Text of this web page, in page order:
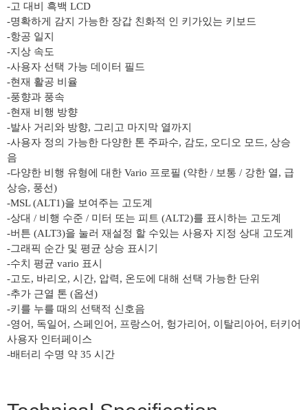
-고 대비 흑백 LCD
-명확하게 감지 가능한 장갑 친화적 인 키가있는 키보드
-항공 일지
-지상 속도
-사용자 선택 가능 데이터 필드
-현재 활공 비율
-풍향과 풍속
-현재 비행 방향
-발사 거리와 방향, 그리고 마지막 열까지
-사용자 정의 가능한 다양한 톤 주파수, 감도, 오디오 모드, 상승
음
-다양한 비행 유형에 대한 Vario 프로필 (약한 / 보통 / 강한 열, 급
상승, 풍선)
-MSL (ALT1)을 보여주는 고도계
-상대 / 비행 수준 / 미터 또는 피트 (ALT2)를 표시하는 고도계
-버튼 (ALT3)을 눌러 재설정 할 수있는 사용자 지정 상대 고도계
-그래픽 순간 및 평균 상승 표시기
-수치 평균 vario 표시
-고도, 바리오, 시간, 압력, 온도에 대해 선택 가능한 단위
-추가 근열 톤 (옵션)
-키를 누를 때의 선택적 신호음
-영어, 독일어, 스페인어, 프랑스어, 헝가리어, 이탈리아어, 터키어
사용자 인터페이스
-배터리 수명 약 35 시간